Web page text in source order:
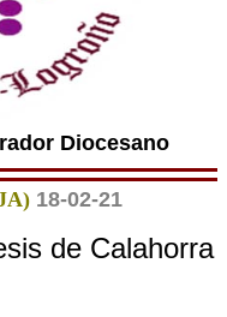
Diocesano
18-02-21
de Calahorra